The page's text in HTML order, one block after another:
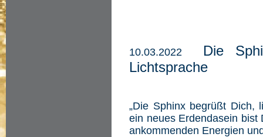
10.03.2022 Die
Lichtsprache
„Die Sphinx begrüßt Dich,
ein neues Erdendasein bist
ankommenden Energien